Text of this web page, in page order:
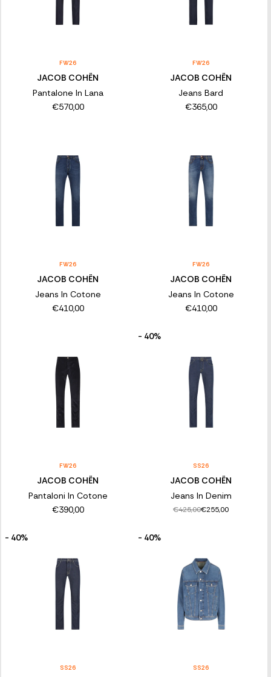
FW26
JACOB COHËN
Pantalone In Lana
€570,00
FW26
JACOB COHËN
Jeans Bard
€365,00
FW26
JACOB COHËN
Jeans In Cotone
€410,00
FW26
JACOB COHËN
Jeans In Cotone
€410,00
FW26
JACOB COHËN
Pantaloni In Cotone
€390,00
- 40%
SS26
JACOB COHËN
Jeans In Denim
€425,00€255,00
- 40%
SS26
- 40%
SS26